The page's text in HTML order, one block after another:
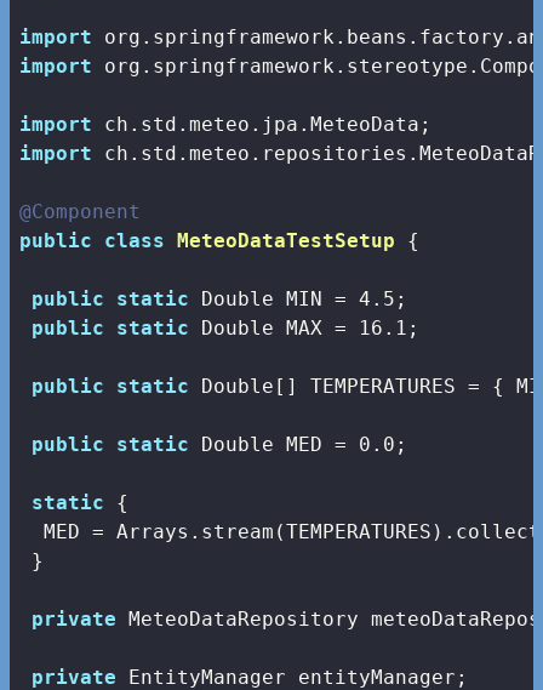
import
import
import
import
@Component
public
class MeteoDataTestSetup {
public static Double MIN = 4.5 ;
public
static Double MAX = 16.1 ;
public static Double[] TEMPERATURES = {
public static Double MED = 0.0 ;
static {
MED =
}
private MeteoDataRepository
private EntityManager entityManager;